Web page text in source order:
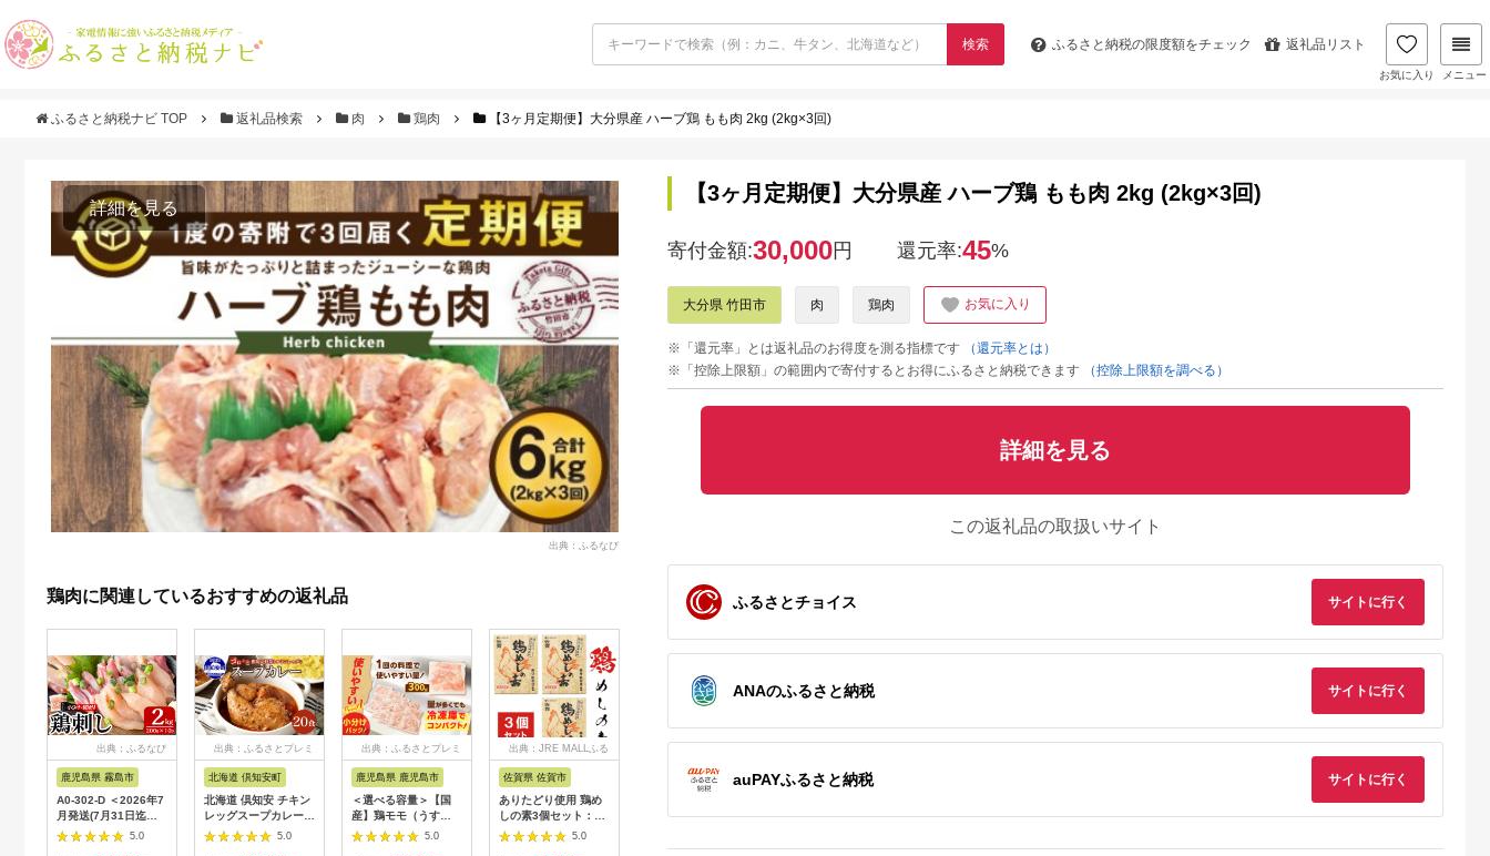
検索 ふるさと納税の限度額をチェック 返礼品リスト
お気に入り メニュー
ふるさと納税ナビ TOP 返礼品検索 肉 鶏肉 【3ヶ月定期便】大分県産 ハーブ鶏 もも肉 2kg (2kg×3回)
詳細を見る
出典：ふるなび
鶏肉に関連しているおすすめの返礼品
出典：ふるなび
鹿児島県 霧島市
A0-302-D ＜2026年7
月発送(7月31日迄に
発送)＞三世代続く鶏
5.0
出典：ふるさとプレミ
北海道 倶知安町
北海道 倶知安 チキン
レッグスープカレー
300g 20個 中辛 レト
5.0
出典：ふるさとプレミ
アム
鹿児島県 鹿児島市
＜選べる容量＞【国
産】鶏モモ（うす
塩） K025-012
5.0
出典：JRE MALLふる
さと納税
佐賀県 佐賀市
ありたどり使用 鶏め
しの素3個セット：
A095-032
5.0
宮崎県 日向市
温OK！ごろっと！鶏
計700g [ミツイシ 宮
和歌山県 和歌山市
用 鶏肉盛り合わせセ
ンレッグスープカレー
トルト食品 チキン カ
ランプリ金賞 鳥しん
らあげミックス も
自家製スモークチキン
8本入り 美湖母湖 滋
骨付きもも肉 桜チッ
山形県 白鷹町
【ふるさと納税】や
がた地鶏 (むね肉、も
産 鶏肉 山形県
【3ヶ月定期便】大分県産 ハーブ鶏 もも肉 2kg (2kg×3回)
寄付金額:30,000円 還元率:45%
大分県 竹田市 肉 鶏肉 お気に入り
※「還元率」とは返礼品のお得度を測る指標です
（還元率とは）
※「控除上限額」の範囲内で寄付するとお得にふるさと納税できます
（控除上限額を調べる）
詳細を見る
この返礼品の取扱いサイト
ふるさとチョイス サイトに行く
ANAのふるさと納税 サイトに行く
auPAYふるさと納税 サイトに行く